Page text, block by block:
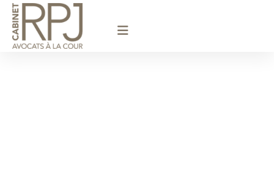
principal